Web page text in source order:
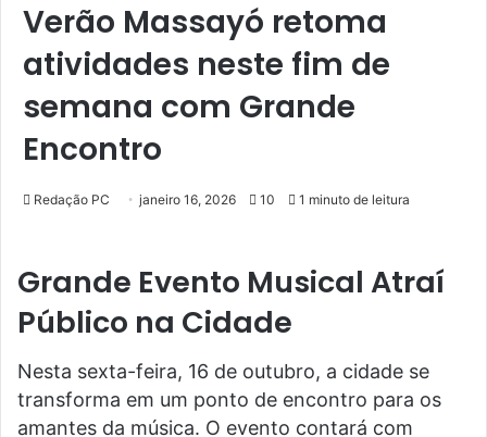
Verão Massayó retoma
atividades neste fim de
semana com Grande
Encontro
Redação PC janeiro 16, 2026 10 1 minuto de leitura
Grande Evento Musical Atraí
Público na Cidade
Nesta sexta-feira, 16 de outubro, a cidade se
transforma em um ponto de encontro para os
amantes da música. O evento contará com